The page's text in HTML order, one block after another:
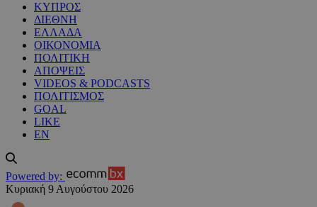
ΚΥΠΡΟΣ
ΔΙΕΘΝΗ
ΕΛΛΑΔΑ
ΟΙΚΟΝΟΜΙΑ
ΠΟΛΙΤΙΚΗ
ΑΠΟΨΕΙΣ
VIDEOS & PODCASTS
ΠΟΛΙΤΙΣΜΟΣ
GOAL
LIKE
EN
Powered by:
Κυριακή 9 Αυγούστου 2026